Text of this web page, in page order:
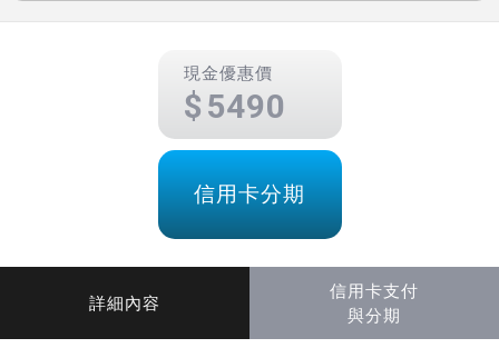
現金優惠價
5490
信用卡分期
詳細內容
信用卡支付
與分期